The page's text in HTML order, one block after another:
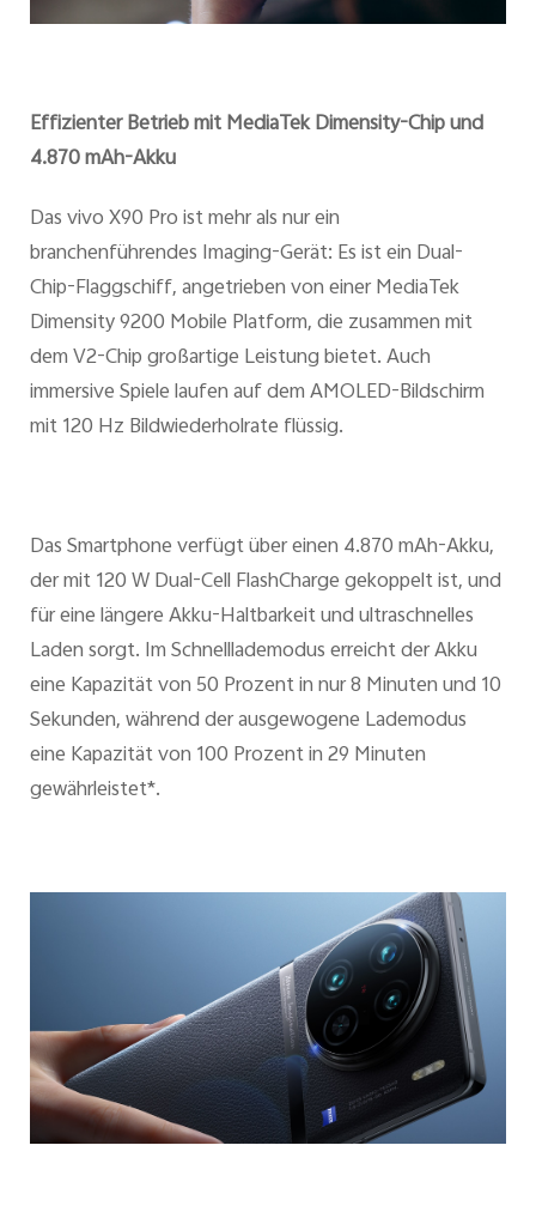
Effizienter Betrieb mit MediaTek Dimensity-Chip und
4.870 mAh-Akku
Das vivo X90 Pro ist mehr als nur ein
branchenführendes Imaging-Gerät: Es ist ein Dual-
Chip-Flaggschiff, angetrieben von einer MediaTek
Dimensity 9200 Mobile Platform, die zusammen mit
dem V2-Chip großartige Leistung bietet. Auch
immersive Spiele laufen auf dem AMOLED-Bildschirm
mit 120 Hz Bildwiederholrate flüssig.
Das Smartphone verfügt über einen 4.870 mAh-Akku,
der mit 120 W Dual-Cell FlashCharge gekoppelt ist, und
für eine längere Akku-Haltbarkeit und ultraschnelles
Laden sorgt. Im Schnelllademodus erreicht der Akku
eine Kapazität von 50 Prozent in nur 8 Minuten und 10
Sekunden, während der ausgewogene Lademodus
eine Kapazität von 100 Prozent in 29 Minuten
gewährleistet*.